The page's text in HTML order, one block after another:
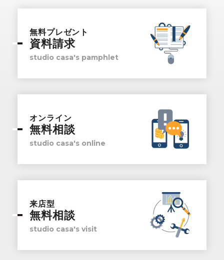
無料プレゼント
資料請求
studio casa's pamphlet
オンライン
無料相談
studio casa's online
来店型
無料相談
studio casa's visit